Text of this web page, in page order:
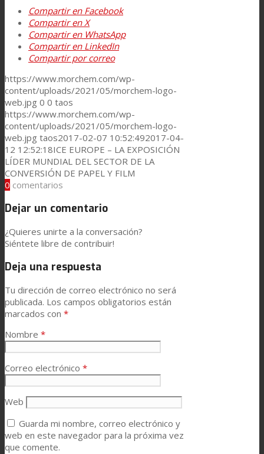
Certificaciones
Contacto
Buscar
Compartir en Facebook
Compartir en X
Compartir en WhatsApp
Compartir en LinkedIn
Compartir por correo
https://www.morchem.com/wp-
content/uploads/2021/05/morchem-logo-
web.jpg 0 0 taos
https://www.morchem.com/wp-
content/uploads/2021/05/morchem-logo-
web.jpg taos2017-02-07 10:52:492017-04-
12 12:52:18ICE EUROPE – LA EXPOSICIÓN
LÍDER MUNDIAL DEL SECTOR DE LA
CONVERSIÓN DE PAPEL Y FILM
0 comentarios
Dejar un comentario
¿Quieres unirte a la conversación?
Siéntete libre de contribuir!
Deja una respuesta
Tu dirección de correo electrónico no será
publicada. Los campos obligatorios están
marcados con *
Nombre *
Correo electrónico *
Web
Guarda mi nombre, correo electrónico y
web en este navegador para la próxima vez
que comente.